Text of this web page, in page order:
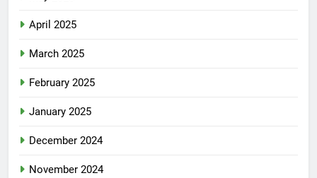
April 2025
March 2025
February 2025
January 2025
December 2024
November 2024